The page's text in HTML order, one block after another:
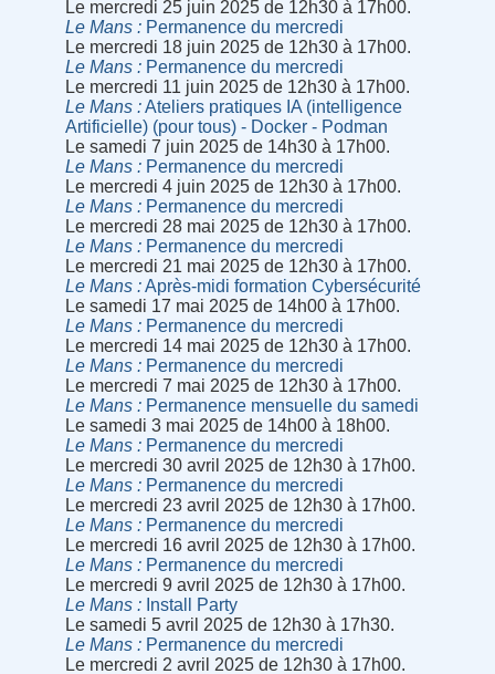
Le mercredi 25 juin 2025 de 12h30 à 17h00.
Le Mans
Permanence du mercredi
Le mercredi 18 juin 2025 de 12h30 à 17h00.
Le Mans
Permanence du mercredi
Le mercredi 11 juin 2025 de 12h30 à 17h00.
Le Mans
Ateliers pratiques IA (intelligence
Artificielle) (pour tous) - Docker - Podman
Le samedi 7 juin 2025 de 14h30 à 17h00.
Le Mans
Permanence du mercredi
Le mercredi 4 juin 2025 de 12h30 à 17h00.
Le Mans
Permanence du mercredi
Le mercredi 28 mai 2025 de 12h30 à 17h00.
Le Mans
Permanence du mercredi
Le mercredi 21 mai 2025 de 12h30 à 17h00.
Le Mans
Après-midi formation Cybersécurité
Le samedi 17 mai 2025 de 14h00 à 17h00.
Le Mans
Permanence du mercredi
Le mercredi 14 mai 2025 de 12h30 à 17h00.
Le Mans
Permanence du mercredi
Le mercredi 7 mai 2025 de 12h30 à 17h00.
Le Mans
Permanence mensuelle du samedi
Le samedi 3 mai 2025 de 14h00 à 18h00.
Le Mans
Permanence du mercredi
Le mercredi 30 avril 2025 de 12h30 à 17h00.
Le Mans
Permanence du mercredi
Le mercredi 23 avril 2025 de 12h30 à 17h00.
Le Mans
Permanence du mercredi
Le mercredi 16 avril 2025 de 12h30 à 17h00.
Le Mans
Permanence du mercredi
Le mercredi 9 avril 2025 de 12h30 à 17h00.
Le Mans
Install Party
Le samedi 5 avril 2025 de 12h30 à 17h30.
Le Mans
Permanence du mercredi
Le mercredi 2 avril 2025 de 12h30 à 17h00.